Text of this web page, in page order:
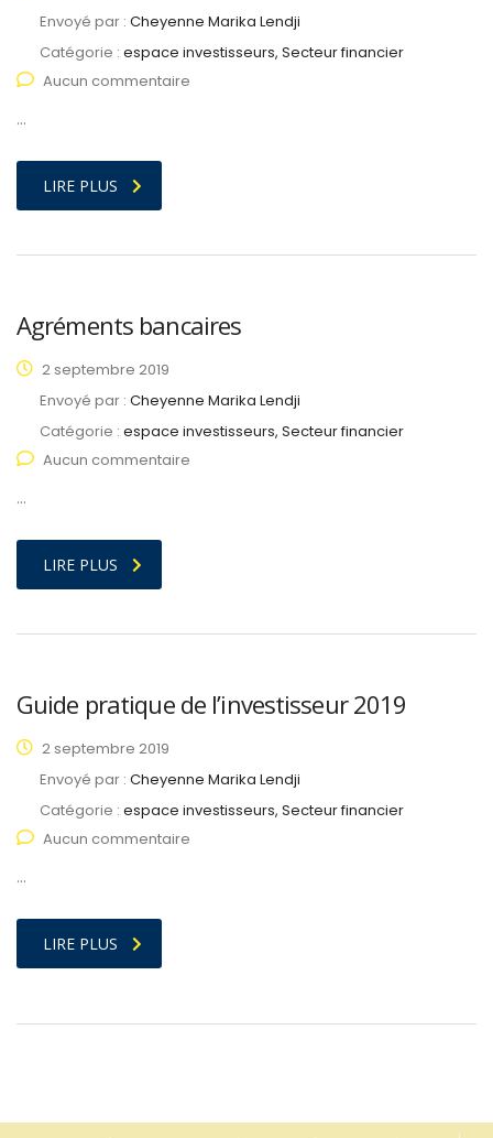
Envoyé par : Cheyenne Marika Lendji
Catégorie : espace investisseurs, Secteur financier
Aucun commentaire
…
LIRE PLUS
Agréments bancaires
2 septembre 2019
Envoyé par : Cheyenne Marika Lendji
Catégorie : espace investisseurs, Secteur financier
Aucun commentaire
…
LIRE PLUS
Guide pratique de l’investisseur 2019
2 septembre 2019
Envoyé par : Cheyenne Marika Lendji
Catégorie : espace investisseurs, Secteur financier
Aucun commentaire
…
LIRE PLUS